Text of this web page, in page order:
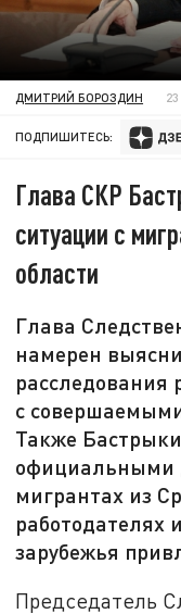
ДМИТРИЙ БОРОЗДИН
ПОДПИШИТЕСЬ:
Глава СКР
ситуации с
области
Глава
намерен
расследования
с
Также
официальными
мигрантах из
работодателях
зарубежья
Председатель